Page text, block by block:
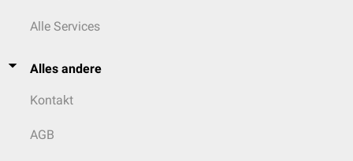
Alle Services
Alles andere
Kontakt
AGB